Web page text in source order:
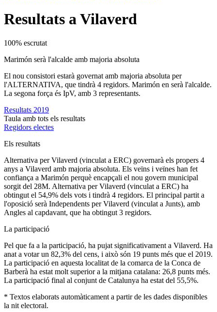
Resultats a Vilaverd
100% escrutat
Marimón serà l'alcalde amb majoria absoluta
El nou consistori estarà governat amb majoria absoluta per
l'ALTERNATIVA, que tindrà 4 regidors. Marimón en serà l'alcalde.
La segona força és IpV, amb 3 representants.
Resultats 2019
Taula amb tots els resultats
Regidors electes
Els resultats
Alternativa per Vilaverd (vinculat a ERC) governarà els propers 4
anys a Vilaverd amb majoria absoluta. Els veïns i veïnes han fet
confiança a Marimón perquè encapçali el nou govern municipal
sorgit del 28M. Alternativa per Vilaverd (vinculat a ERC) ha
obtingut el 54,9% dels vots i tindrà 4 regidors. El principal partit a
l'oposició serà Independents per Vilaverd (vinculat a Junts), amb
Angles al capdavant, que ha obtingut 3 regidors.
La participació
Pel que fa a la participació, ha pujat significativament a Vilaverd. Ha
anat a votar un 82,3% del cens, i això són 19 punts més que el 2019.
La participació en aquesta localitat de la comarca de la Conca de
Barberà ha estat molt superior a la mitjana catalana: 26,8 punts més.
La participació final al conjunt de Catalunya ha estat del 55,5%.
* Textos elaborats automàticament a partir de les dades disponibles
la nit electoral.